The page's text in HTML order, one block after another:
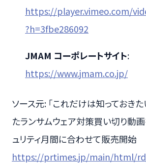
https://player.vimeo.com/
?h=3fbe286092
JMAM コーポレートサイト:
https://www.jmam.co.jp/
ソース元: 「これだけは知っておき
たランサムウェア対策買い切り動
ュリティ月間に合わせて販売開始
https://prtimes.jp/main/html/